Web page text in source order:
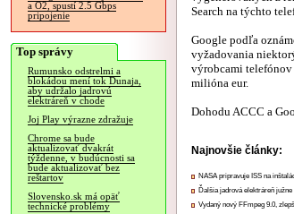
a O2, spustí 2.5 Gbps
pripojenie
Top správy
Rumunsko odstrelmi a
blokádou mení tok Dunaja,
aby udržalo jadrovú
elektráreň v chode
Joj Play výrazne zdražuje
Chrome sa bude
aktualizovať dvakrát
týždenne, v budúcnosti sa
bude aktualizovať bez
reštartov
Slovensko.sk má opäť
technické problémy
Search na týchto
Google podľa
vyžadovania
výrobcami
milióna eur.
Dohodu ACCC a
Najnovšie články:
NASA pripravuje ISS na
Ďalšia jadrová elektráreň
Vydaný nový FFmpeg 9.0,